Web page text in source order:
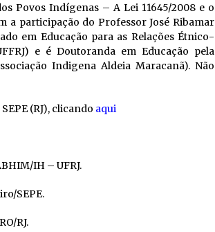
Povos Indígenas – A Lei 11645/2008 e o
a participação do Professor José Ribamar
em Educação para as Relações Étnico-
e é Doutoranda em Educação pela
Indigena Aldeia Maracanã). Não
(RJ), clicando aqui
IH – UFRJ.
SEPE.
RJ.